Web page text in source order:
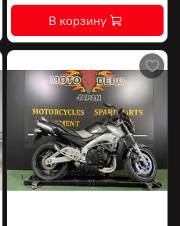
В корзину